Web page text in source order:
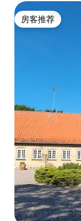
房客推荐
房客推荐